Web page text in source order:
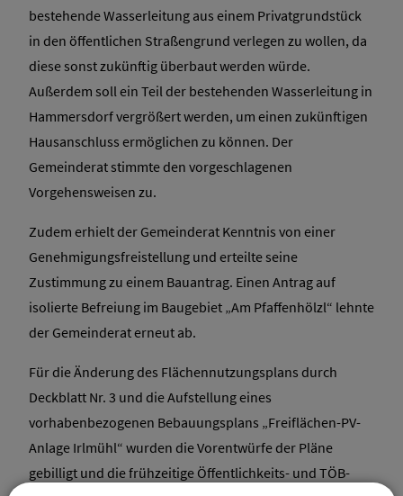
bestehende Wasserleitung aus einem Privatgrundstück
in den öffentlichen Straßengrund verlegen zu wollen, da
diese sonst zukünftig überbaut werden würde.
Außerdem soll ein Teil der bestehenden Wasserleitung in
Hammersdorf vergrößert werden, um einen zukünftigen
Hausanschluss ermöglichen zu können. Der
Gemeinderat stimmte den vorgeschlagenen
Vorgehensweisen zu.
Zudem erhielt der Gemeinderat Kenntnis von einer
Genehmigungsfreistellung und erteilte seine
Zustimmung zu einem Bauantrag. Einen Antrag auf
isolierte Befreiung im Baugebiet „Am Pfaffenhölzl“ lehnte
der Gemeinderat erneut ab.
Für die Änderung des Flächennutzungsplans durch
Deckblatt Nr. 3 und die Aufstellung eines
vorhabenbezogenen Bebauungsplans „Freiflächen-PV-
Anlage Irlmühl“ wurden die Vorentwürfe der Pläne
gebilligt und die frühzeitige Öffentlichkeits- und TÖB-